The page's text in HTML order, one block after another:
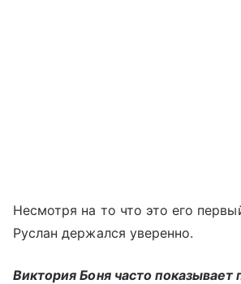
Несмотря на то что это его
Руслан держался уверенно.
Виктория Боня часто показывает